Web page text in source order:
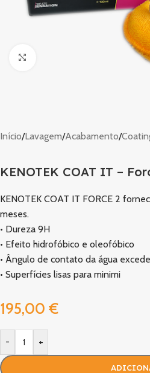
Início/Lavagem/Acabamento/
KENOTEK COAT IT –
KENOTEK COAT IT FORCE 2
meses.
• Dureza 9H
• Efeito hidrofóbico e oleofóbico
• Ângulo de contato da água excede
• Superfícies lisas para minimi
195,00 €
- +